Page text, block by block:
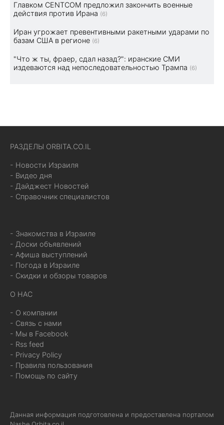
Главком CENTCOM предложил закончить военные
действия против Ирана (6)
Иран угрожает превентивными ракетными ударами по
базам США в регионе (6)
"Что ж ты, фраер, сдал назад?": иранские СМИ
издеваются над непоследовательностью Трампа (6)
РАЗДЕЛЫ ORBITA.CO.IL
- Новости Израиля
- Видео дня
- Дайджест Новостей
- Справочник специалистов
- Знакомства в Израиле
- Доски объявлений
- Афиша выступлений
- Погода в Израиле
- Скидки и обзоры товаров
О НАС
- О компании
- Связь с нами
- Мы в Facebook
- Rss feed
- Privacy Policy
- Правила пользования
- Помощь по сайту
Данная информация подготовлена и предоставлена порталом